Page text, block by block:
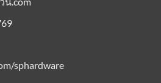
sphardware